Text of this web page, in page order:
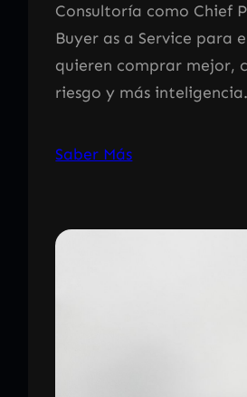
Consultoría como Chief
Buyer as a Service para
quieren comprar mejor,
riesgo y más inteligencia.
Saber Más